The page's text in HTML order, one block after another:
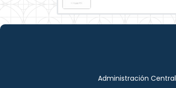
Administración Central